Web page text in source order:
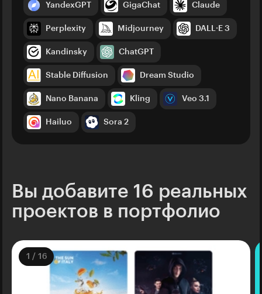
YandexGPT GigaChat Claude
Perplexity Midjourney DALL·E 3
Kandinsky ChatGPT
Stable Diffusion Dream Studio
Nano Banana Kling Veo 3.1
Hailuo Sora 2
Вы добавите 16 реальных
проектов в портфолио
1 / 16